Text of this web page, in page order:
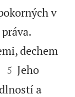
v
dechem


5 Jeho
a